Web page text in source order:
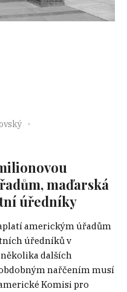
maďarská
úředníky
americkým úřadům
úředníků v
dalších
nařčením musí
Komisi pro